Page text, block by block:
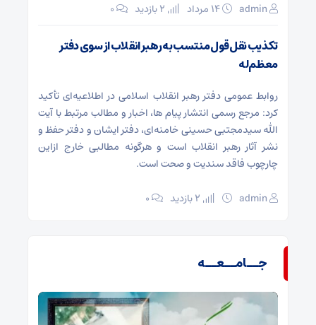
admin ۰
تکذیب نقل قول منتسب به رهبر انقلاب از سوی دفتر
معظم‌له
روابط عمومی دفتر رهبر انقلاب اسلامی در اطلاعیه‌ای تأکید
کرد: مرجع رسمی انتشار پیام ها، اخبار و مطالب مرتبط با آیت
الله سیدمجتبی حسینی خامنه‌ای، دفتر ایشان و دفتر حفظ و
نشر آثار رهبر انقلاب است و هرگونه مطالبی خارج ازاین
چارچوب فاقد سندیت و صحت است.
admin ۰
جــامــعــه